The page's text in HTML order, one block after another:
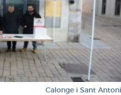
Calonge i Sant Antoni